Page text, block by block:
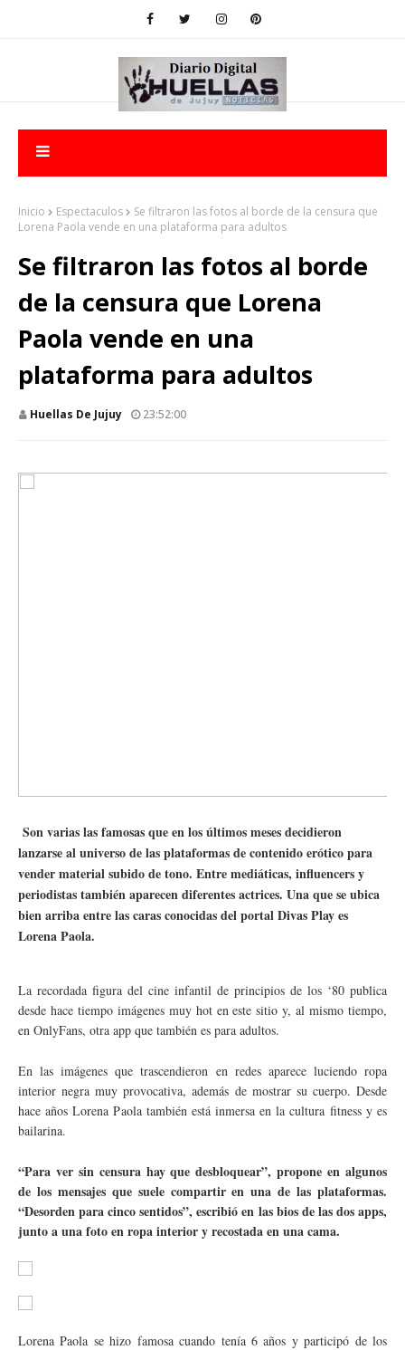
Inicio Espectaculos
Se filtraron las fotos al borde de la censura que
Lorena Paola vende en una plataforma para adultos
Se filtraron las fotos al borde
de la censura que Lorena
Paola vende en una
plataforma para adultos
Huellas De Jujuy 23:52:00
Son varias las famosas que en los últimos meses decidieron
lanzarse al universo de las plataformas de contenido erótico para
vender material subido de tono. Entre mediáticas, influencers y
periodistas también aparecen diferentes actrices. Una que se ubica
bien arriba entre las caras conocidas del portal Divas Play es
Lorena Paola.
La recordada figura del cine infantil de principios de los ‘80 publica
desde hace tiempo imágenes muy hot en este sitio y, al mismo tiempo,
en OnlyFans, otra app que también es para adultos.
En las imágenes que trascendieron en redes aparece luciendo ropa
interior negra muy provocativa, además de mostrar su cuerpo. Desde
hace años Lorena Paola también está inmersa en la cultura fitness y es
bailarina.
“Para ver sin censura hay que desbloquear”, propone en algunos
de los mensajes que suele compartir en una de las plataformas.
“Desorden para cinco sentidos”, escribió en las bios de las dos apps,
junto a una foto en ropa interior y recostada en una cama.
Lorena Paola se hizo famosa cuando tenía 6 años y participó de los